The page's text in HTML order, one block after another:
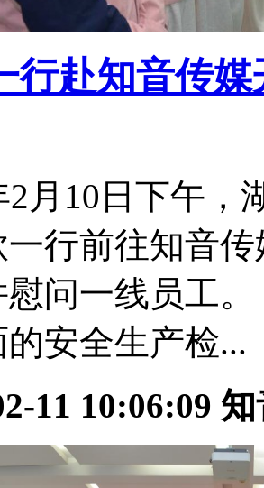
行赴知音传
2月10日下午，
行前往知音
问一线员工
的安全生产检...
11 10:06:09